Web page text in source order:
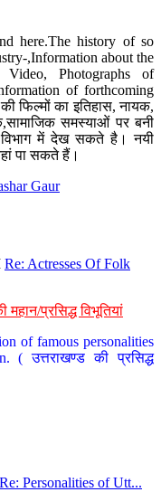
here.The history of so
,Information about the
Photographs of
of forthcoming
फिल्मों का इतिहास, नायक,
समस्याओं पर बनी
में देख सकते है। नयी
पा सकते हैं।
Gaur
Re: Actresses Of Folk
प्रसिद्ध विभूतियां
of famous personalities
( उत्तराखण्ड की प्रसिद्ध
Re: Personalities of Utt...